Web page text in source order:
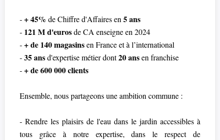
-+ 45% de Chiffre d'Affaires en5 ans
- 121 M d'eurosde CA enseigne en 2024
-+ de 140 magasinsen France et à l’international
-35 ansd'expertise métier dont20 ansen franchise
-+ de 600 000 clients
Ensemble, nous partageons une ambition commune :
- Rendre les plaisirs de l'eau dans le jardin accessibles à
tous grâce à notre expertise, dans le respect de